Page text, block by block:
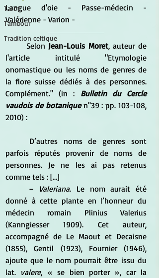
Tarot
Tambour
Tradition celtique
Langue d'oie - Passe-médecin -
Valérienne - Varion -
	Selon
Jean-Louis Moret, auteur de
l'article intitulé "Etymologie
onomastique ou les noms de genres de
la flore suisse dédiés à des personnes.
Complément." (in : Bulletin du Cercle
vaudois de botanique n°39 : pp. 103-108,
2010) :
parfois réputés provenir de noms de
personnes. Je ne les ai pas retenus
comme tels : [...]
	–
Valeriana. Le nom aurait été
donné à cette plante en l’honneur du
médecin romain Plinius Valerius
(Kanngiesser 1909). Cet auteur,
accompagné de Le Maout et Decaisne
(1855), Gentil (1923), Fournier (1946),
ajoute que le nom pourrait être issu du
lat. valere, « se bien porter », car la